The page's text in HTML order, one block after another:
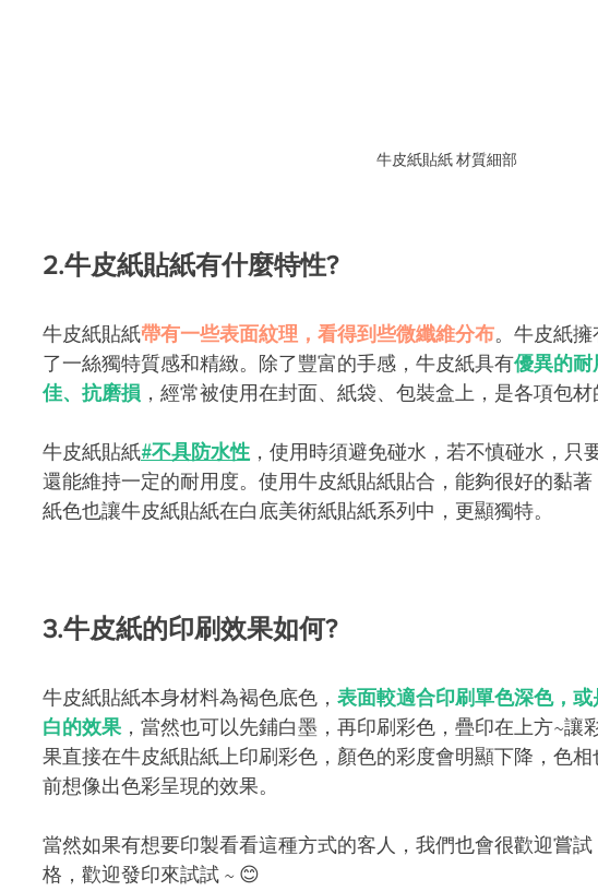
牛皮紙貼紙 材質細部
2.牛皮紙貼紙有什麼特性?
牛皮紙貼紙帶有一些表面紋理，看得到些微纖維分布。牛皮紙
了一絲獨特質感和精緻。除了豐富的手感，牛皮紙具有優異的
佳、抗磨損 ，經常被使用在封面、紙袋、包裝盒上，是各項包材
牛皮紙貼紙#不具防水性，使用時須避免碰水，若不慎碰水，只
還能維持一定的耐用度。使用牛皮紙貼紙貼合，能夠很好的黏
紙色也讓牛皮紙貼紙在白底美術紙貼紙系列中，更顯獨特。
3.牛皮紙的印刷效果如何?
牛皮紙貼紙本身材料為褐色底色， 表面較適合印刷單色深色，
白的效果，當然也可以先鋪白墨，再印刷彩色，疊印在上方~讓
果直接在牛皮紙貼紙上印刷彩色，顏色的彩度會明顯下降，色
前想像出色彩呈現的效果。
當然如果有想要印製看看這種方式的客人，我們也會很歡迎嘗
格，歡迎發印來試試 ~ 😊